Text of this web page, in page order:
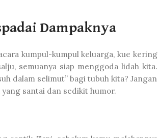
Dampaknya
kumpul-kumpul keluarga, kue kering
semuanya siap menggoda lidah kita.
dalam selimut” bagi tubuh kita? Jangan
santai dan sedikit humor.